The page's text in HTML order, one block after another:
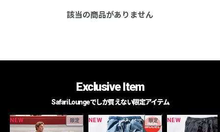
該当の商品がありません
Exclusive Item
Safari Loungeでしか買えない限定アイテム
NEW 限定 NEW 限定 NEW